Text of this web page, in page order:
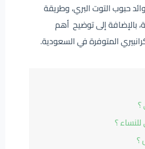
حبوب التوت البري، وطريقة
بالإضافة إلى توضيح أهم
المتوفرة في السعودية.
؟
؟
؟